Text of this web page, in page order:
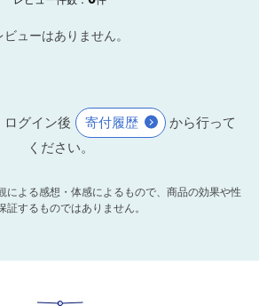
ビューはありません。
ログイン後 寄付履歴
から行って
ください。
よる感想・体感によるもので、商品の効果や性
証するものではありません。